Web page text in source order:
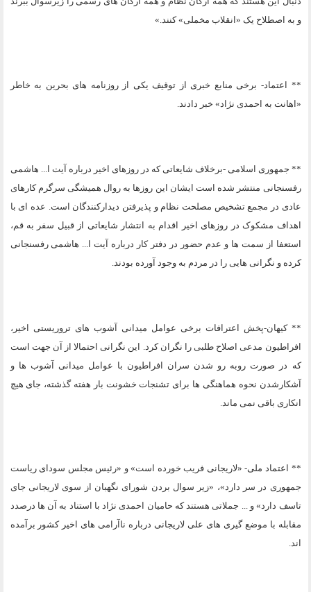
و به اصطلاح یک «انقلاب مخملی» کنند.»
** اعتماد- برخی منابع خبری از توقیف یکی از روزنامه های بحرین به خاطر
«اهانت به احمدی نژاد» خبر دادند.
** جمهوری اسلامی -برخلاف شایعاتی که در روزهای اخیر درباره آیت ا... هاشمی
رفسنجانی منتشر شده است ایشان این روزها به روال همیشگی سرگرم کارهای
عادی در مجمع تشخیص مصلحت نظام و پذیرفتن دیدارکنندگان است. عده ای با
اهداف مشکوک در روزهای اخیر اقدام به انتشار شایعاتی از قبیل سفر به قم،
استعفا از سمت ها و عدم حضور در دفتر کار درباره آیت ا... هاشمی رفسنجانی
کرده و نگرانی هایی را در مردم به وجود آورده بودند.
** کیهان-پخش اعترافات برخی عوامل میدانی آشوب های تروریستی اخیر،
افراطیون مدعی اصلاح طلبی را نگران کرد. این نگرانی احتمالا از آن جهت است
که در صورت روبه رو شدن سران افراطیون با عوامل میدانی آشوب ها و
آشکارشدن نحوه هماهنگی ها برای تشنجات خشونت بار هفته گذشته، جای هیچ
انکاری باقی نمی ماند.
** اعتماد ملی- «لاریجانی فریب خورده است» و «رئیس مجلس سودای ریاست
جمهوری در سر دارد»، «زیر سوال بردن شورای نگهبان از سوی لاریجانی جای
تاسف دارد» و ... جملاتی هستند که حامیان احمدی نژاد با استناد به آن ها درصدد
مقابله با موضع گیری های علی لاریجانی درباره ناآرامی های اخیر کشور برآمده
اند.